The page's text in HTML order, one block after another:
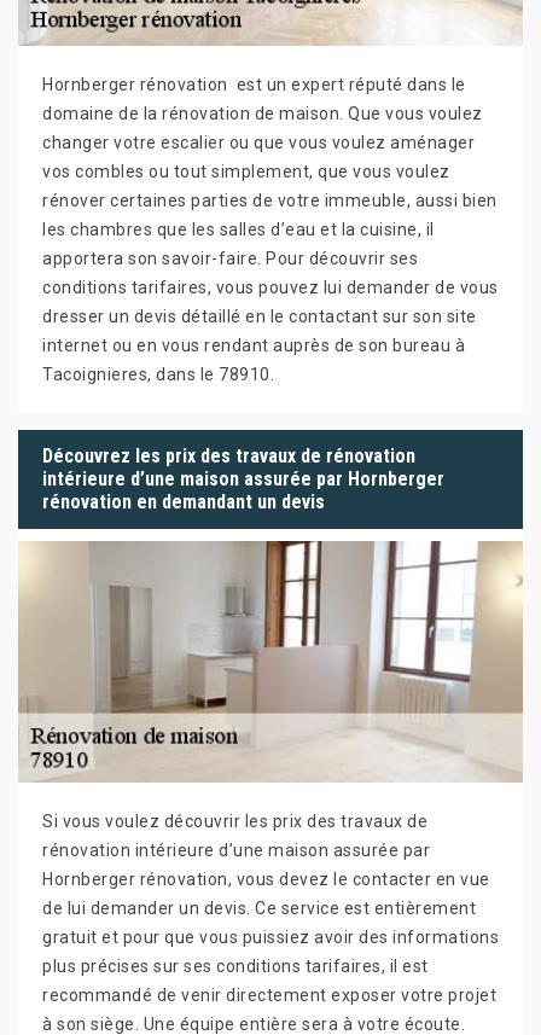
Hornberger rénovation est un expert réputé dans le
domaine de la rénovation de maison. Que vous voulez
changer votre escalier ou que vous voulez aménager
vos combles ou tout simplement, que vous voulez
rénover certaines parties de votre immeuble, aussi bien
les chambres que les salles d’eau et la cuisine, il
apportera son savoir-faire. Pour découvrir ses
conditions tarifaires, vous pouvez lui demander de vous
dresser un devis détaillé en le contactant sur son site
internet ou en vous rendant auprès de son bureau à
Tacoignieres, dans le 78910.
Découvrez les prix des travaux de rénovation
intérieure d’une maison assurée par Hornberger
rénovation en demandant un devis
Si vous voulez découvrir les prix des travaux de
rénovation intérieure d’une maison assurée par
Hornberger rénovation, vous devez le contacter en vue
de lui demander un devis. Ce service est entièrement
gratuit et pour que vous puissiez avoir des informations
plus précises sur ses conditions tarifaires, il est
recommandé de venir directement exposer votre projet
à son siège. Une équipe entière sera à votre écoute.